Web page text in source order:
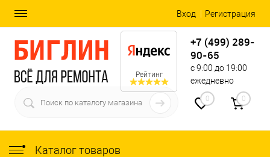
Вход Регистрация
Рейтинг
+7 (499) 289-
90-65
с 9:00 до 19:00
ежедневно
0 0
Каталог товаров